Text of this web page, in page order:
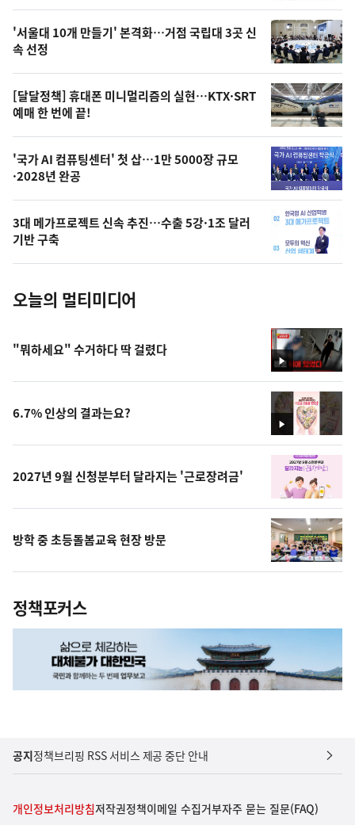
오
늘
의
영
상
오
의
사
진
스
'서울대 10개 만들기' 본격화…거점 국립대 3곳 신
속 선정
[달달정책] 휴대폰 미니멀리즘의 실현…KTX·SRT
예매 한 번에 끝!
'국가 AI 컴퓨팅센터' 첫 삽…1만 5000장 규모
·2028년 완공
3대 메가프로젝트 신속 추진…수출 5강·1조 달러
기반 구축
오늘의 멀티미디어
영
상
"뭐하세요" 수거하다 딱 걸렸다
영
상
6.7% 인상의 결과는요?
2027년 9월 신청분부터 달라지는 '근로장려금'
방학 중 초등돌봄교육 현장 방문
정책포커스
공지정책브리핑 RSS 서비스 제공 중단 안내
개인정보처리방침저작권정책이메일 수집거부자주 묻는 질문(FAQ)